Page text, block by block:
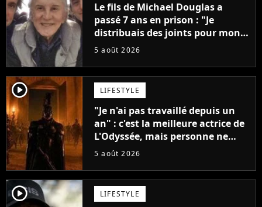
Le fils de Michael Douglas a
passé 7 ans en prison : "Je
distribuais des joints pour mon
père"
5 août 2026
player2 LIFESTYLE
"Je n'ai pas travaillé depuis un
an" : c'est la meilleure actrice de
L'Odyssée, mais personne ne
veut lui donner de rôle au
5 août 2026
player2 LIFESTYLE